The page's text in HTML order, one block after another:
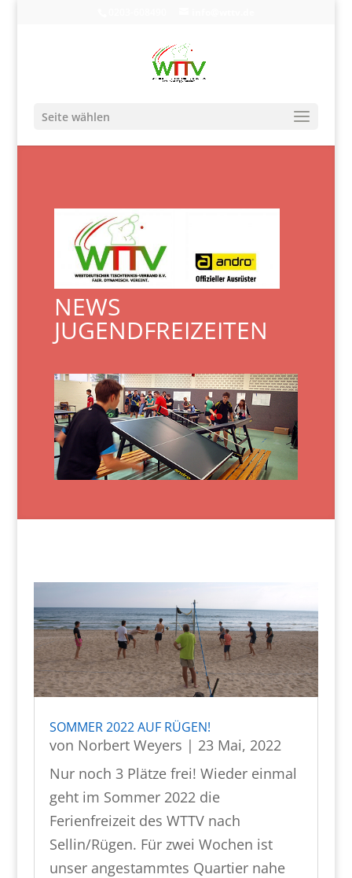
Seite wählen
NEWS
JUGENDFREIZEITEN
SOMMER 2022 AUF RÜGEN!
von Norbert Weyers | 23 Mai, 2022
Nur noch 3 Plätze frei! Wieder einmal
geht im Sommer 2022 die
Ferienfreizeit des WTTV nach
Sellin/Rügen. Für zwei Wochen ist
unser angestammtes Quartier nahe